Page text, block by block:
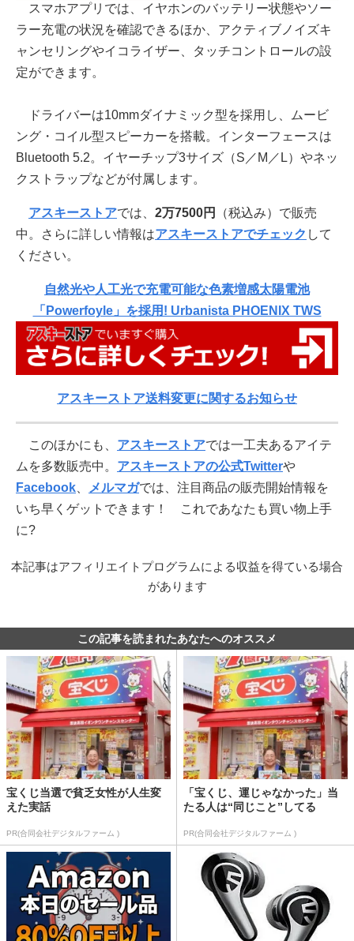
スマホアプリでは、イヤホンのバッテリー状態やソー
ラー充電の状況を確認できるほか、アクティブノイズキ
ャンセリングやイコライザー、タッチコントロールの設
定ができます。
ドライバーは10mmダイナミック型を採用し、ムービ
ング・コイル型スピーカーを搭載。インターフェースは
Bluetooth 5.2。イヤーチップ3サイズ（S／M／L）やネッ
クストラップなどが付属します。
アスキーストアでは、 2万7500円
（税込み）で販売
中。さらに詳しい情報はアスキーストアでチェック して
ください。
自然光や人工光で充電可能な色素増感太陽電池
「Powerfoyle」を採用! Urbanista PHOENIX TWS
アスキーストア送料変更に関するお知らせ
このほかにも、 アスキーストアでは一工夫あるアイテ
ムを多数販売中。 アスキーストアの公式Twitterや
Facebook
メルマガでは、注目商品の販売開始情報を
いち早くゲットできます！ これであなたも買い物上手
に?
本記事はアフィリエイトプログラムによる収益を得ている場合
があります
この記事を読まれたあなたへのオススメ
宝くじ当選で貧乏女性が人生変
えた実話
PR(合同会社デジタルファーム )
「宝くじ、運じゃなかった」当
たる人は“同じこと”してる
PR(合同会社デジタルファーム )